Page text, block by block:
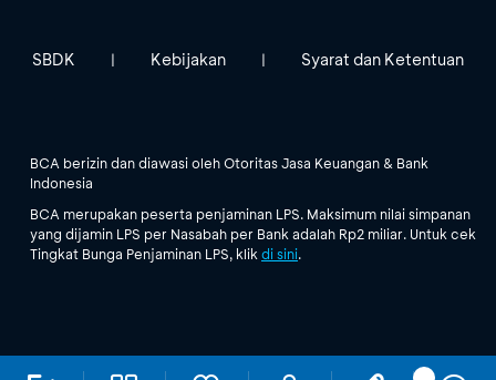
SBDK | Kebijakan | Syarat dan Ketentuan
BCA berizin dan diawasi oleh Otoritas Jasa Keuangan & Bank
Indonesia
BCA merupakan peserta penjaminan LPS. Maksimum nilai simpanan
yang dijamin LPS per Nasabah per Bank adalah Rp2 miliar. Untuk cek
Tingkat Bunga Penjaminan LPS, klik di sini.